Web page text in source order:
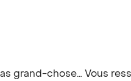
grand-chose… Vous